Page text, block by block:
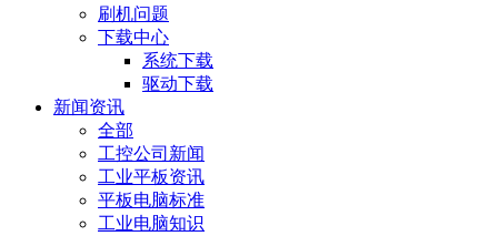
刷机问题
下载中心
系统下载
驱动下载
新闻资讯
全部
工控公司新闻
工业平板资讯
平板电脑标准
工业电脑知识